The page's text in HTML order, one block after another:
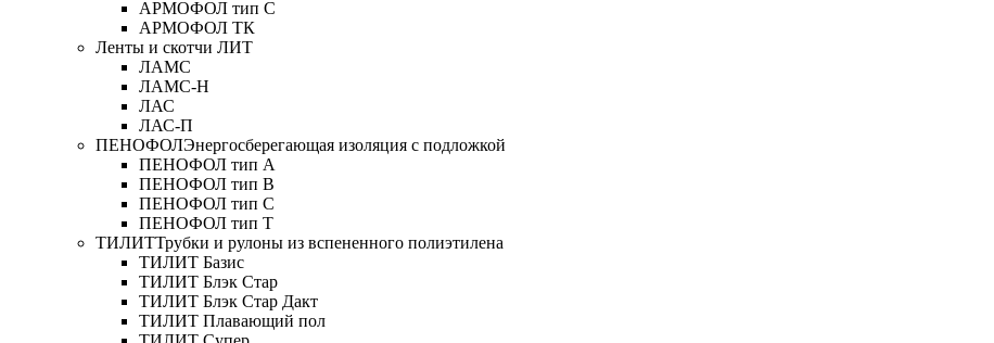
АРМОФОЛ тип C
АРМОФОЛ ТК
Ленты и скотчи ЛИТ
ЛАМС
ЛАМС-Н
ЛАС
ЛАС-П
ПЕНОФОЛЭнергосберегающая изоляция с подложкой
ПЕНОФОЛ тип А
ПЕНОФОЛ тип B
ПЕНОФОЛ тип C
ПЕНОФОЛ тип T
ТИЛИТТрубки и рулоны из вспененного полиэтилена
ТИЛИТ Базис
ТИЛИТ Блэк Стар
ТИЛИТ Блэк Стар Дакт
ТИЛИТ Плавающий пол